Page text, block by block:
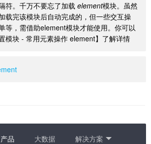
符。千万不要忘了加载 element模块。虽然
载完该模块后自动完成的，但一些交互操
等，需借助element模块才能使用。你可以
模块 - 常用元素操作 element】了解详情
产品 大数据 解决方案